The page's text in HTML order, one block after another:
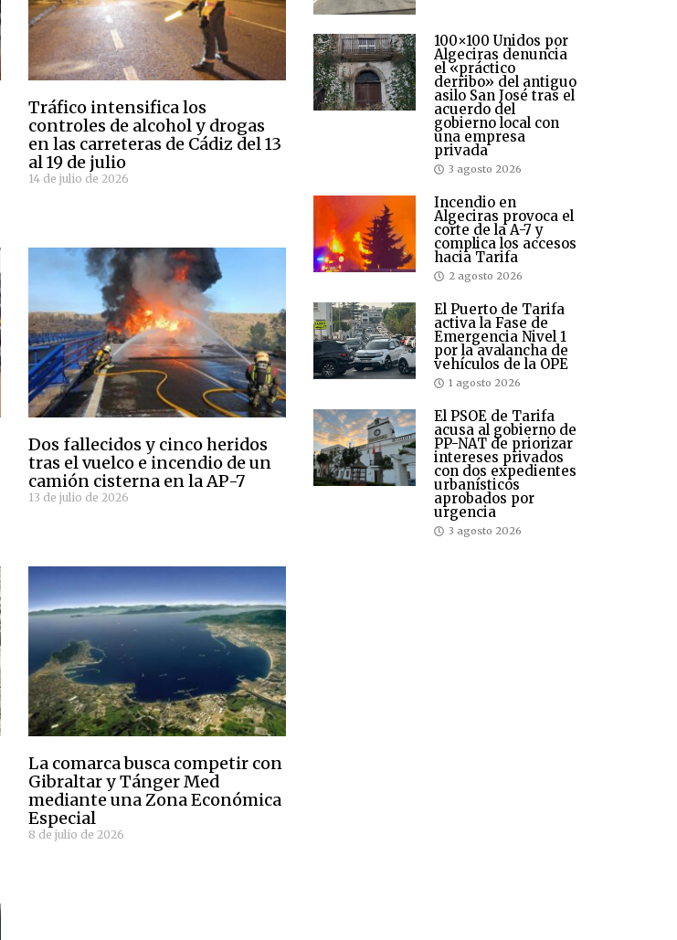
Tráfico intensifica los
controles de alcohol y drogas
en las carreteras de Cádiz del 13
al 19 de julio
14 de julio de 2026
Dos fallecidos y cinco heridos
tras el vuelco e incendio de un
camión cisterna en la AP-7
13 de julio de 2026
La comarca busca competir con
Gibraltar y Tánger Med
mediante una Zona Económica
Especial
8 de julio de 2026
100×100 Unidos por
Algeciras denuncia
el «práctico
derribo» del antiguo
asilo San José tras el
acuerdo del
gobierno local con
una empresa
privada
3 agosto 2026
Incendio en
Algeciras provoca el
corte de la A-7 y
complica los accesos
hacia Tarifa
2 agosto 2026
El Puerto de Tarifa
activa la Fase de
Emergencia Nivel 1
por la avalancha de
vehículos de la OPE
1 agosto 2026
El PSOE de Tarifa
acusa al gobierno de
PP-NAT de priorizar
intereses privados
con dos expedientes
urbanísticos
aprobados por
urgencia
3 agosto 2026